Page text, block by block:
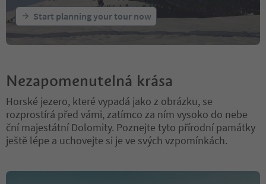
Start planning your tour now
Nezapomenutelná krása
Horské jezero, které vypadá jako z obrázku, se
rozprostírá před vámi, zatímco za ním vysoko do nebe
ční majestátní Dolomity. Poznejte tyto přírodní památky
ještě lépe a uchovejte si je ve svých vzpomínkách.